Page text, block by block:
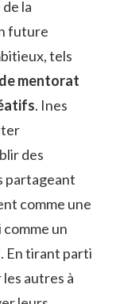
la
future
tels
mentorat
. Ines
des
partageant
comme une
comme un
. En tirant parti
autres à